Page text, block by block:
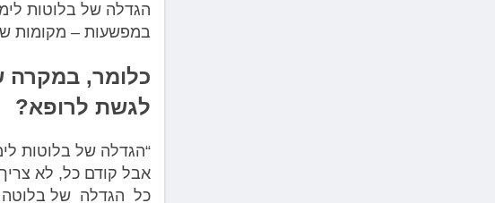
הגדלה של בלוטות
במפשעות – מקומות
כלומר, במקרה
לגשת לרופא?
“הגדלה של בלוטות
כל הגדלה של בלוטה